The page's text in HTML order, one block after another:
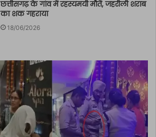
छत्तीसगढ़ के गांव में रहस्यमयी मौतें, जहरीली शराब
का शक गहराया
18/06/2026